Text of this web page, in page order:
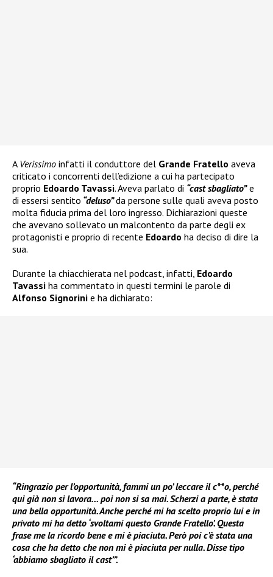
A Verissimo infatti il conduttore del Grande Fratello aveva
criticato i concorrenti dell’edizione a cui ha partecipato
proprio Edoardo Tavassi. Aveva parlato di “cast sbagliato”e
di essersi sentito “deluso”da persone sulle quali aveva posto
molta fiducia prima del loro ingresso. Dichiarazioni queste
che avevano sollevato un malcontento da parte degli ex
protagonisti e proprio di recente Edoardo ha deciso di dire la
sua.
Durante la chiacchierata nel podcast, infatti, Edoardo
Tavassi ha commentato in questi termini le parole di
Alfonso Signorini e ha dichiarato:
“Ringrazio per l’opportunità, fammi un po’ leccare il c**o, perché
qui già non si lavora… poi non si sa mai. Scherzi a parte, è stata
una bella opportunità. Anche perché mi ha scelto proprio lui e in
privato mi ha detto ‘svoltami questo Grande Fratello’. Questa
frase me la ricordo bene e mi è piaciuta. Però poi c’è stata una
cosa che ha detto che non mi è piaciuta per nulla. Disse tipo
‘abbiamo sbagliato il cast’”.